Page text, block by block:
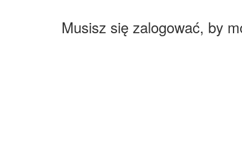
Musisz się zalogować, by